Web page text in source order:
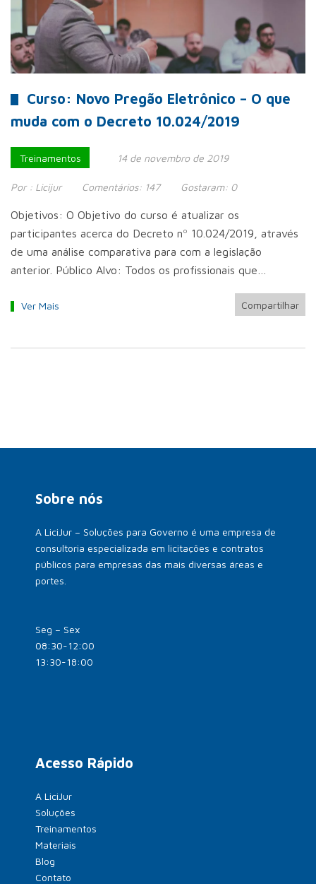
Curso: Novo Pregão Eletrônico – O que
muda com o Decreto 10.024/2019
Treinamentos 14 de novembro de 2019
Por : Licijur Comentários: 147 Gostaram: 0
Objetivos: O Objetivo do curso é atualizar os
participantes acerca do Decreto nº 10.024/2019, através
de uma análise comparativa para com a legislação
anterior. Público Alvo: Todos os profissionais que…
Ver Mais Compartilhar
Sobre nós
A LiciJur – Soluções para Governo é uma empresa de
consultoria especializada em licitações e contratos
públicos para empresas das mais diversas áreas e
portes.
Seg – Sex
08:30-12:00
13:30-18:00
Acesso Rápido
A LiciJur
Soluções
Treinamentos
Materiais
Blog
Contato